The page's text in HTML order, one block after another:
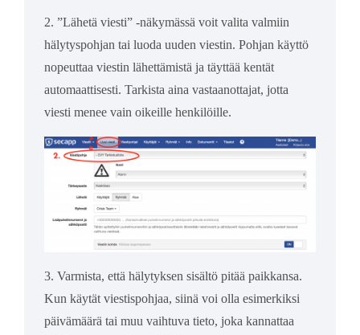
2. ”Lähetä viesti” -näkymässä voit valita valmiin
hälytyspohjan tai luoda uuden viestin. Pohjan käyttö
nopeuttaa viestin lähettämistä ja täyttää kentät
automaattisesti. Tarkista aina vastaanottajat, jotta
viesti menee vain oikeille henkilöille.
3. Varmista, että hälytyksen sisältö pitää paikkansa.
Kun käytät viestispohjaa, siinä voi olla esimerkiksi
päivämäärä tai muu vaihtuva tieto, joka kannattaa